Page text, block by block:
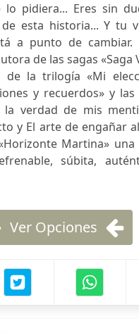
pidiera... Eres sin
esta historia... Y tu
a punto de cambiar.
de las sagas «Saga
de la trilogía «Mi
y recuerdos» y las
la verdad de mis
y El arte de engañar
Martina»
súbita,
Ver Opciones